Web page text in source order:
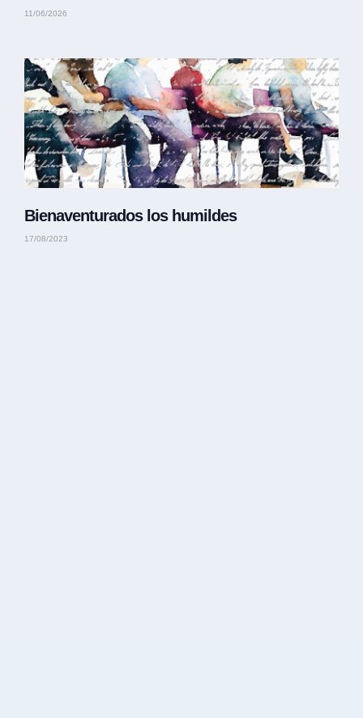
11/06/2026
Bienaventurados los humildes
17/08/2023